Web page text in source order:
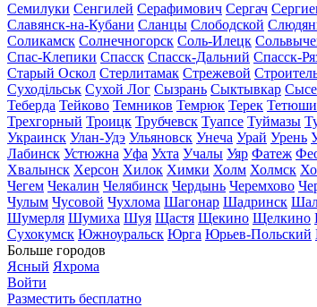
Семилуки Сенгилей Серафимович Сергач
Славянск-на-Кубани Сланцы Слободской
Соликамск Солнечногорск Соль-Илецк
Спас-Клепики Спасск Спасск-Дальний Спасск-
Старый Оскол Стерлитамак Стрежевой
Суходільськ Сухой Лог Сызрань Сыктывкар
Теберда Тейково Темников Темрюк Терек Тетюши
Трехгорный Троицк Трубчевск Туапсе Туймазы
Украинск Улан-Удэ Ульяновск Унеча Урай Урень
Лабинск Устюжна Уфа Ухта Учалы Уяр Фатеж
Хвалынск Херсон Хилок Химки Холм Холмск
Чегем Чекалин Челябинск Чердынь Черемхово
Чулым Чусовой Чухлома Шагонар Шадринск
Шумерля Шумиха Шуя Щастя Щекино Щелкино
Сухокумск Южноуральск Юрга Юрьев-Польский
Больше городов
Ясный Яхрома
Войти
Разместить бесплатно